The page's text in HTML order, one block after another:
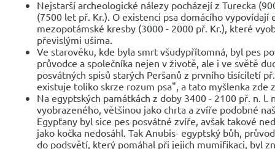
Nejstarší archeologické nálezy pocházejí z Turecka
(7500 let př. Kr.). O existenci psa domácího vypovídají
mezopotámské kresby (3000 - 2000 př. Kr.), které
převislými ušima.
Ve starověku, kde byla smrt všudypřítomná, byl pes
průvodce a společníka nejen v životě, ale i ve světě
posvátných spisů starých Peršanů z prvního tisíciletí
existuje toliko skrze rozum psa", a tato myšlenka zde
Na egyptských památkách z doby 3400 - 2100 př. n. l.
vyobrazeného, většinou jako chrta a zvíře podobné
Egypťany byl sice pes posvátné zvíře, avšak takové
jako kočka nedosáhl. Tak Anubis- egyptský bůh,
do podsvětí, který pomáhal při jejich mumifikaci, byl